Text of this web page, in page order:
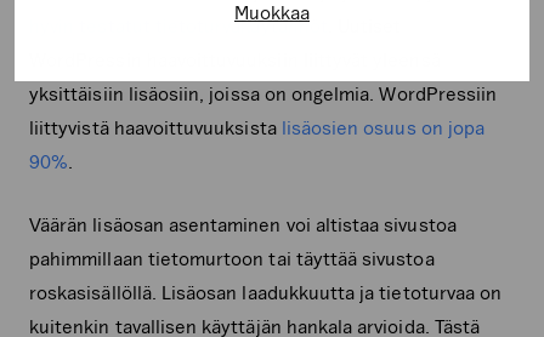
Muokkaa
hyvin testatut tietoturvakäytännöt
yksittäisiin lisäosiin, joissa on ongelmia. WordPressiin
liittyvistä haavoittuvuuksista lisäosien osuus on jopa
90%
Väärän lisäosan asentaminen voi altistaa sivustoa
pahimmillaan tietomurtoon tai täyttää sivustoa
roskasisällöllä. Lisäosan laadukkuutta ja tietoturvaa on
kuitenkin tavallisen käyttäjän hankala arvioida. Tästä